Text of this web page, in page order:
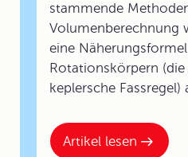
Artikel lesen
stammende
Volumenberechnung
eine
Rotationskörpern
keplersche